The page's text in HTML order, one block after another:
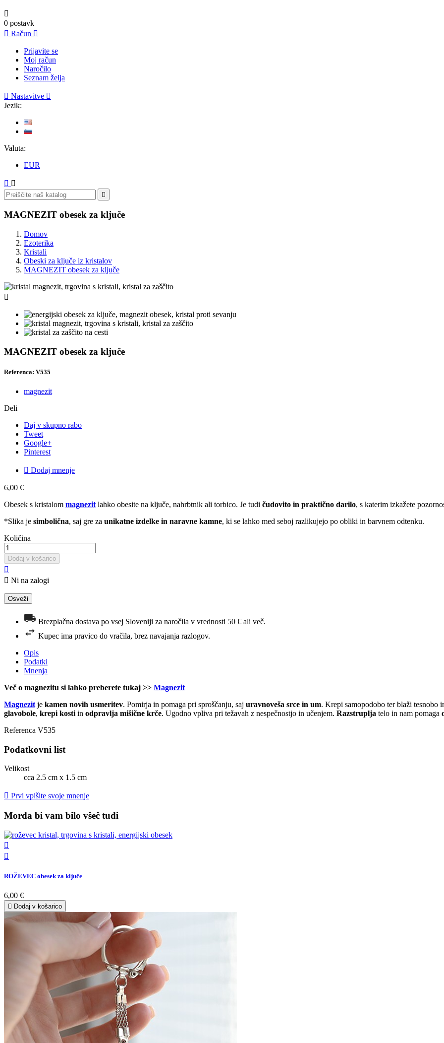

0 postavk
 Račun 
Prijavite se
Moj račun
Naročilo
Seznam želja
 Nastavitve 
Jezik:
Valuta:
EUR
 

MAGNEZIT obesek za ključe
Domov
Ezoterika
Kristali
Obeski za ključe iz kristalov
MAGNEZIT obesek za ključe

MAGNEZIT obesek za ključe
Referenca: V535
magnezit
Deli
Daj v skupno rabo
Tweet
Google+
Pinterest
 Dodaj mnenje
6,00 €
Obesek s kristalom magnezit lahko obesite na ključe, nahrbtnik ali torbico. Je tudi čudovito in praktično darilo, s katerim izkažete
*Slika je simbolična, saj gre za unikatne izdelke in naravne kamne, ki se lahko med seboj razlikujejo po obliki in barvnem odtenku.
Količina
Dodaj v košarico

 Ni na zalogi
Brezplačna dostava po vsej Sloveniji za naročila v vrednosti 50 € ali več.
Kupec ima pravico do vračila, brez navajanja razlogov.
Opis
Podatki
Mnenja
Več o magnezitu si lahko preberete tukaj >> Magnezit
Magnezit je kamen novih usmeritev. Pomirja in pomaga pri sproščanju, saj uravnoveša srce in um. Krepi samopodobo ter blaži tesnobo
glavobole, krepi kosti in odpravlja mišične krče. Ugodno vpliva pri težavah z nespečnostjo in učenjem. Razstruplja telo in nam pomaga
Referenca V535
Podatkovni list
Velikost
cca 2.5 cm x 1.5 cm
 Prvi vpišite svoje mnenje
Morda bi vam bilo všeč tudi


ROŽEVEC obesek za ključe
6,00 €
 Dodaj v košarico